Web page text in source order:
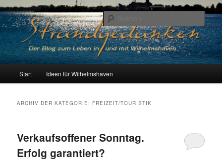
Zum
primären
Inhalt
springen
Zum
sekundären
Inhalt
springenStrandgedanken
Der Blog zum Leben in Wilhelmshaven
Start Ideen für Wilhelmshaven
ARCHIV DER KATEGORIE: FREIZEIT/TOURISTIK
Verkaufsoffener Sonntag.
Erfolg garantiert?